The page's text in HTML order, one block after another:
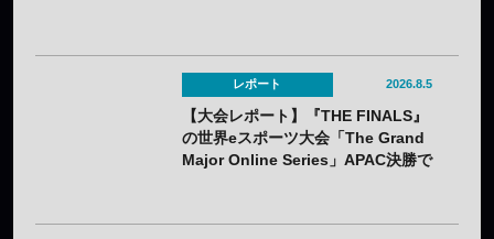
レポート 2026.8.5
【大会レポート】『THE FINALS』
の世界eスポーツ大会「The Grand
Major Online Series」APAC決勝で